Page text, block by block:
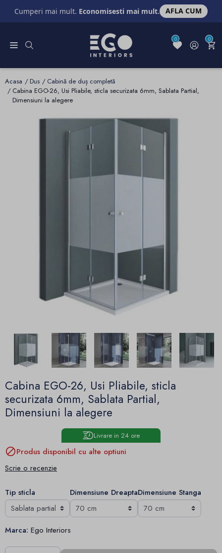
Cumperi mai mult. Economisesti mai mult. AFLA CUM
0 0
Acasa Dus
Cabină de duș completă
Cabina EGO-26, Usi Pliabile, sticla securizata 6mm, Sablata Partial,
Dimensiuni la alegere
Cabina EGO-26, Usi Pliabile, sticla
securizata 6mm, Sablata Partial,
Dimensiuni la alegere
Livrare in 24 ore
Produs disponibil cu alte optiuni
Scrie o recenzie
Tip sticla Dimensiune DreaptaDimensiune Stanga
Marca: Ego Interiors